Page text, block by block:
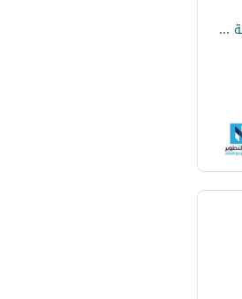
فيلا للإيجار في شارع طريق الملك سعود, حي البحيرة, مدينة حائل, منطقة حائل